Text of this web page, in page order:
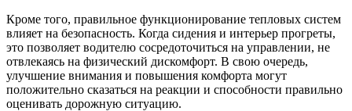
Кроме того, правильное функционирование тепловых систем
влияет на безопасность. Когда сидения и интерьер прогреты,
это позволяет водителю сосредоточиться на управлении, не
отвлекаясь на физический дискомфорт. В свою очередь,
улучшение внимания и повышения комфорта могут
положительно сказаться на реакции и способности правильно
оценивать дорожную ситуацию.